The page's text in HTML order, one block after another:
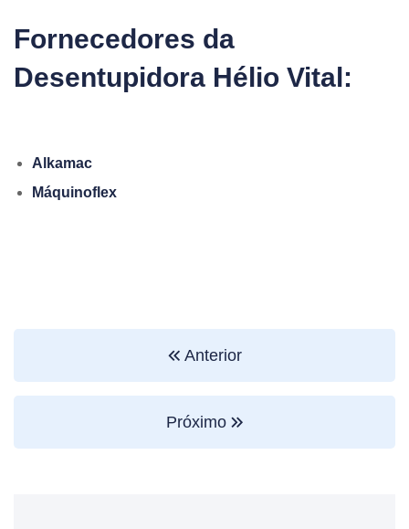
Fornecedores da
Desentupidora Hélio Vital:
Alkamac
Máquinoflex
Anterior
Próximo